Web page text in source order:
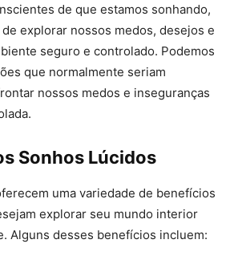
de que estamos sonhando,
explorar nossos medos, desejos e
seguro e controlado. Podemos
que normalmente seriam
nossos medos e inseguranças
Sonhos Lúcidos
uma variedade de benefícios
explorar seu mundo interior
Alguns desses benefícios incluem: